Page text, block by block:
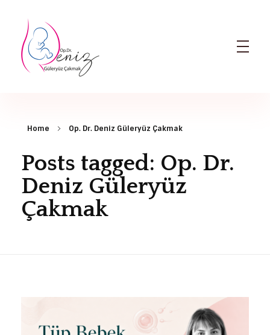
Home Op. Dr. Deniz Güleryüz Çakmak
Posts tagged: Op. Dr.
Deniz Güleryüz
Çakmak